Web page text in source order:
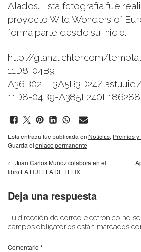
Alados. Esta fotografía fue
proyecto Wild Wonders of
forma parte desde su inicio.
http://glanzlichter.com/
11D8-04B9-
A36B02EF3A5B3D24/
11D8-04B9-
Esta entrada fue publicada en Noticias, Premios
Guarda el enlace permanente.
← Juan Carlos Muñoz colabora en el
libro LA HUELLA DE FELIX
Deja una respuesta
Tu dirección de correo electrónico no
campos obligatorios están marcados
Comentario *